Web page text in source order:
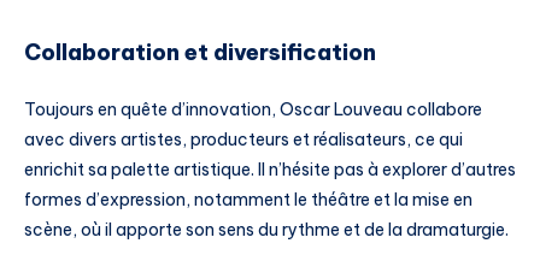
Collaboration et diversification
Toujours en quête d’innovation, Oscar Louveau collabore
avec divers artistes, producteurs et réalisateurs, ce qui
enrichit sa palette artistique. Il n’hésite pas à explorer d’autres
formes d’expression, notamment le théâtre et la mise en
scène, où il apporte son sens du rythme et de la dramaturgie.